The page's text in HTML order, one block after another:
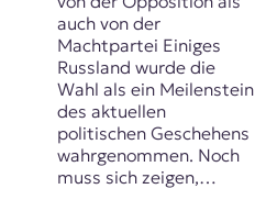
auch von der
Machtpartei Einiges
Russland wurde die
Wahl als ein Meilenstein
des aktuellen
politischen Geschehens
wahrgenommen. Noch
muss sich zeigen,…